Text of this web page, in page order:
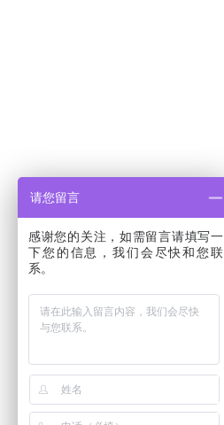
请您留言
感谢您的关注，如需留言请填写一
下您的信息，我们会尽快和您联
系。